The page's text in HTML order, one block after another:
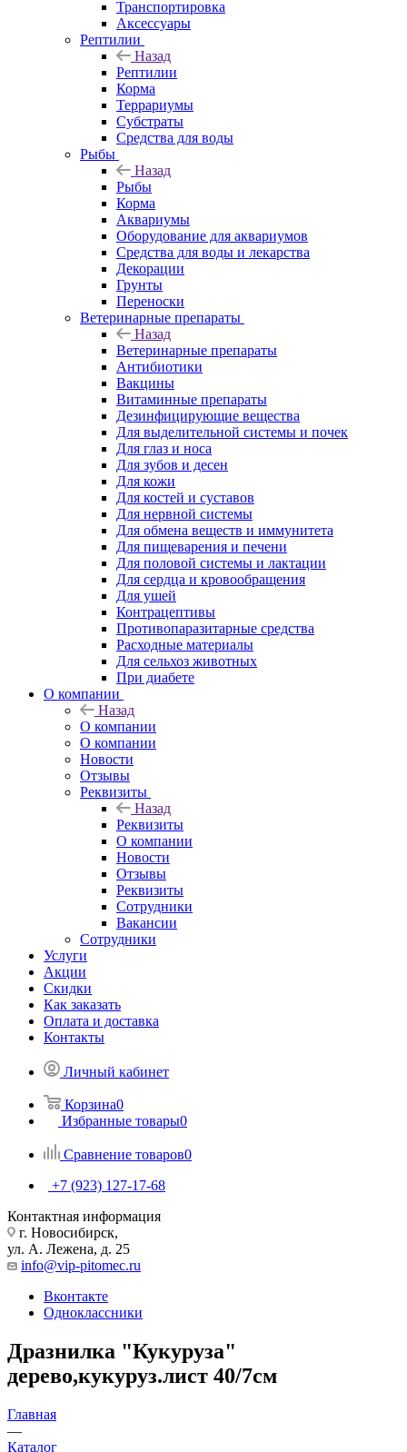
Транспортировка
Аксессуары
Рептилии
Назад
Рептилии
Корма
Террариумы
Субстраты
Средства для воды
Рыбы
Назад
Рыбы
Корма
Аквариумы
Оборудование для аквариумов
Средства для воды и лекарства
Декорации
Грунты
Переноски
Ветеринарные препараты
Назад
Ветеринарные препараты
Антибиотики
Вакцины
Витаминные препараты
Дезинфицирующие вещества
Для выделительной системы и почек
Для глаз и носа
Для зубов и десен
Для кожи
Для костей и суставов
Для нервной системы
Для обмена веществ и иммунитета
Для пищеварения и печени
Для половой системы и лактации
Для сердца и кровообращения
Для ушей
Контрацептивы
Противопаразитарные средства
Расходные материалы
Для сельхоз животных
При диабете
О компании
Назад
О компании
О компании
Новости
Отзывы
Реквизиты
Назад
Реквизиты
О компании
Новости
Отзывы
Реквизиты
Сотрудники
Вакансии
Сотрудники
Услуги
Акции
Скидки
Как заказать
Оплата и доставка
Контакты
Личный кабинет
Корзина0
Избранные товары0
Сравнение товаров0
+7 (923) 127-17-68
Контактная информация
г. Новосибирск,
ул. А. Лежена, д. 25
info@vip-pitomec.ru
Вконтакте
Одноклассники
Дразнилка "Кукуруза"
дерево,кукуруз.лист 40/7см
Главная
—
Каталог